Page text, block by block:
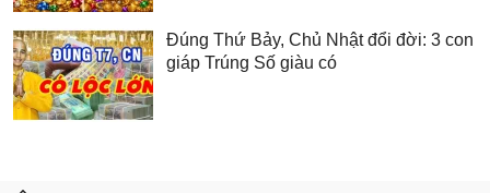
Đúng Thứ Bảy, Chủ Nhật đổi đời: 3 con
giáp Trúng Số giàu có